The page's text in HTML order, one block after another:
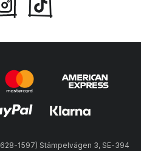
1597) Stämpelvägen 3, SE-394